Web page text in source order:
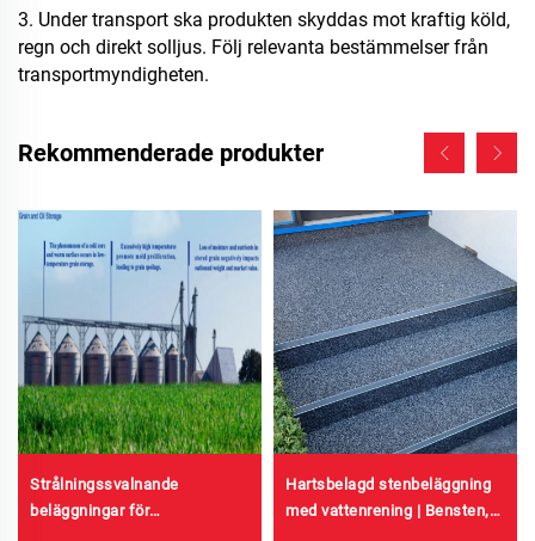
3. Under transport ska produkten skyddas mot kraftig köld,
regn och direkt solljus. Följ relevanta bestämmelser från
transportmyndigheten.
Rekommenderade produkter
Strålningssvalnande
beläggningar för
Hartsbelagd stenbeläggning
med vattenrening | Bensten,